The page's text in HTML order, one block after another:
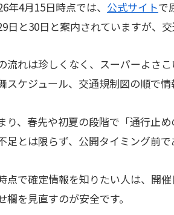
年4月15日時点では、 公式サイトで
日と30日と案内されていますが、
流れは珍しくなく、スーパーよさ
スケジュール、交通規制図の順で情
り、春先や初夏の段階で「通行止
足とは限らず、公開タイミング前で
点で確定情報を知りたい人は、開
欄を見直すのが安全です。